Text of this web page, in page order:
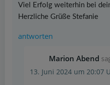
Viel Erfolg weiterhin bei
Herzliche Grüße Stefanie
antworten
Marion Abend
13. Juni 2024 um 20:07